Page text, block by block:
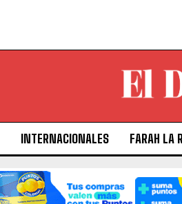
INTERNACIONALES FARAH LA